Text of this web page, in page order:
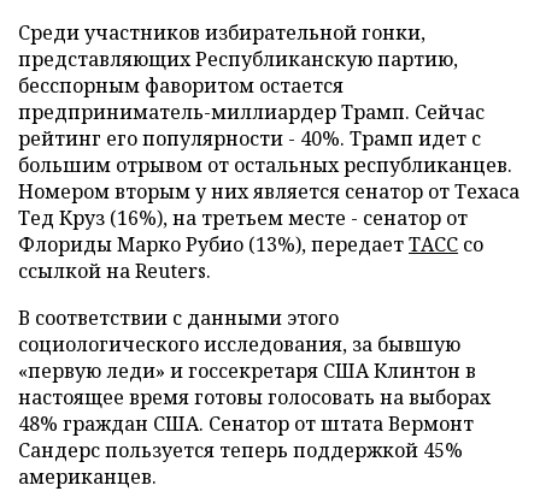
Среди участников избирательной гонки,
представляющих Республиканскую партию,
бесспорным фаворитом остается
предприниматель-миллиардер Трамп. Сейчас
рейтинг его популярности - 40%. Трамп идет с
большим отрывом от остальных республиканцев.
Номером вторым у них является сенатор от Техаса
Тед Круз (16%), на третьем месте - сенатор от
Флориды Марко Рубио (13%), передаетТАСС со
ссылкой на Reuters.
В соответствии с данными этого
социологического исследования, за бывшую
«первую леди» и госсекретаря США Клинтон в
настоящее время готовы голосовать на выборах
48% граждан США. Сенатор от штата Вермонт
Сандерс пользуется теперь поддержкой 45%
американцев.